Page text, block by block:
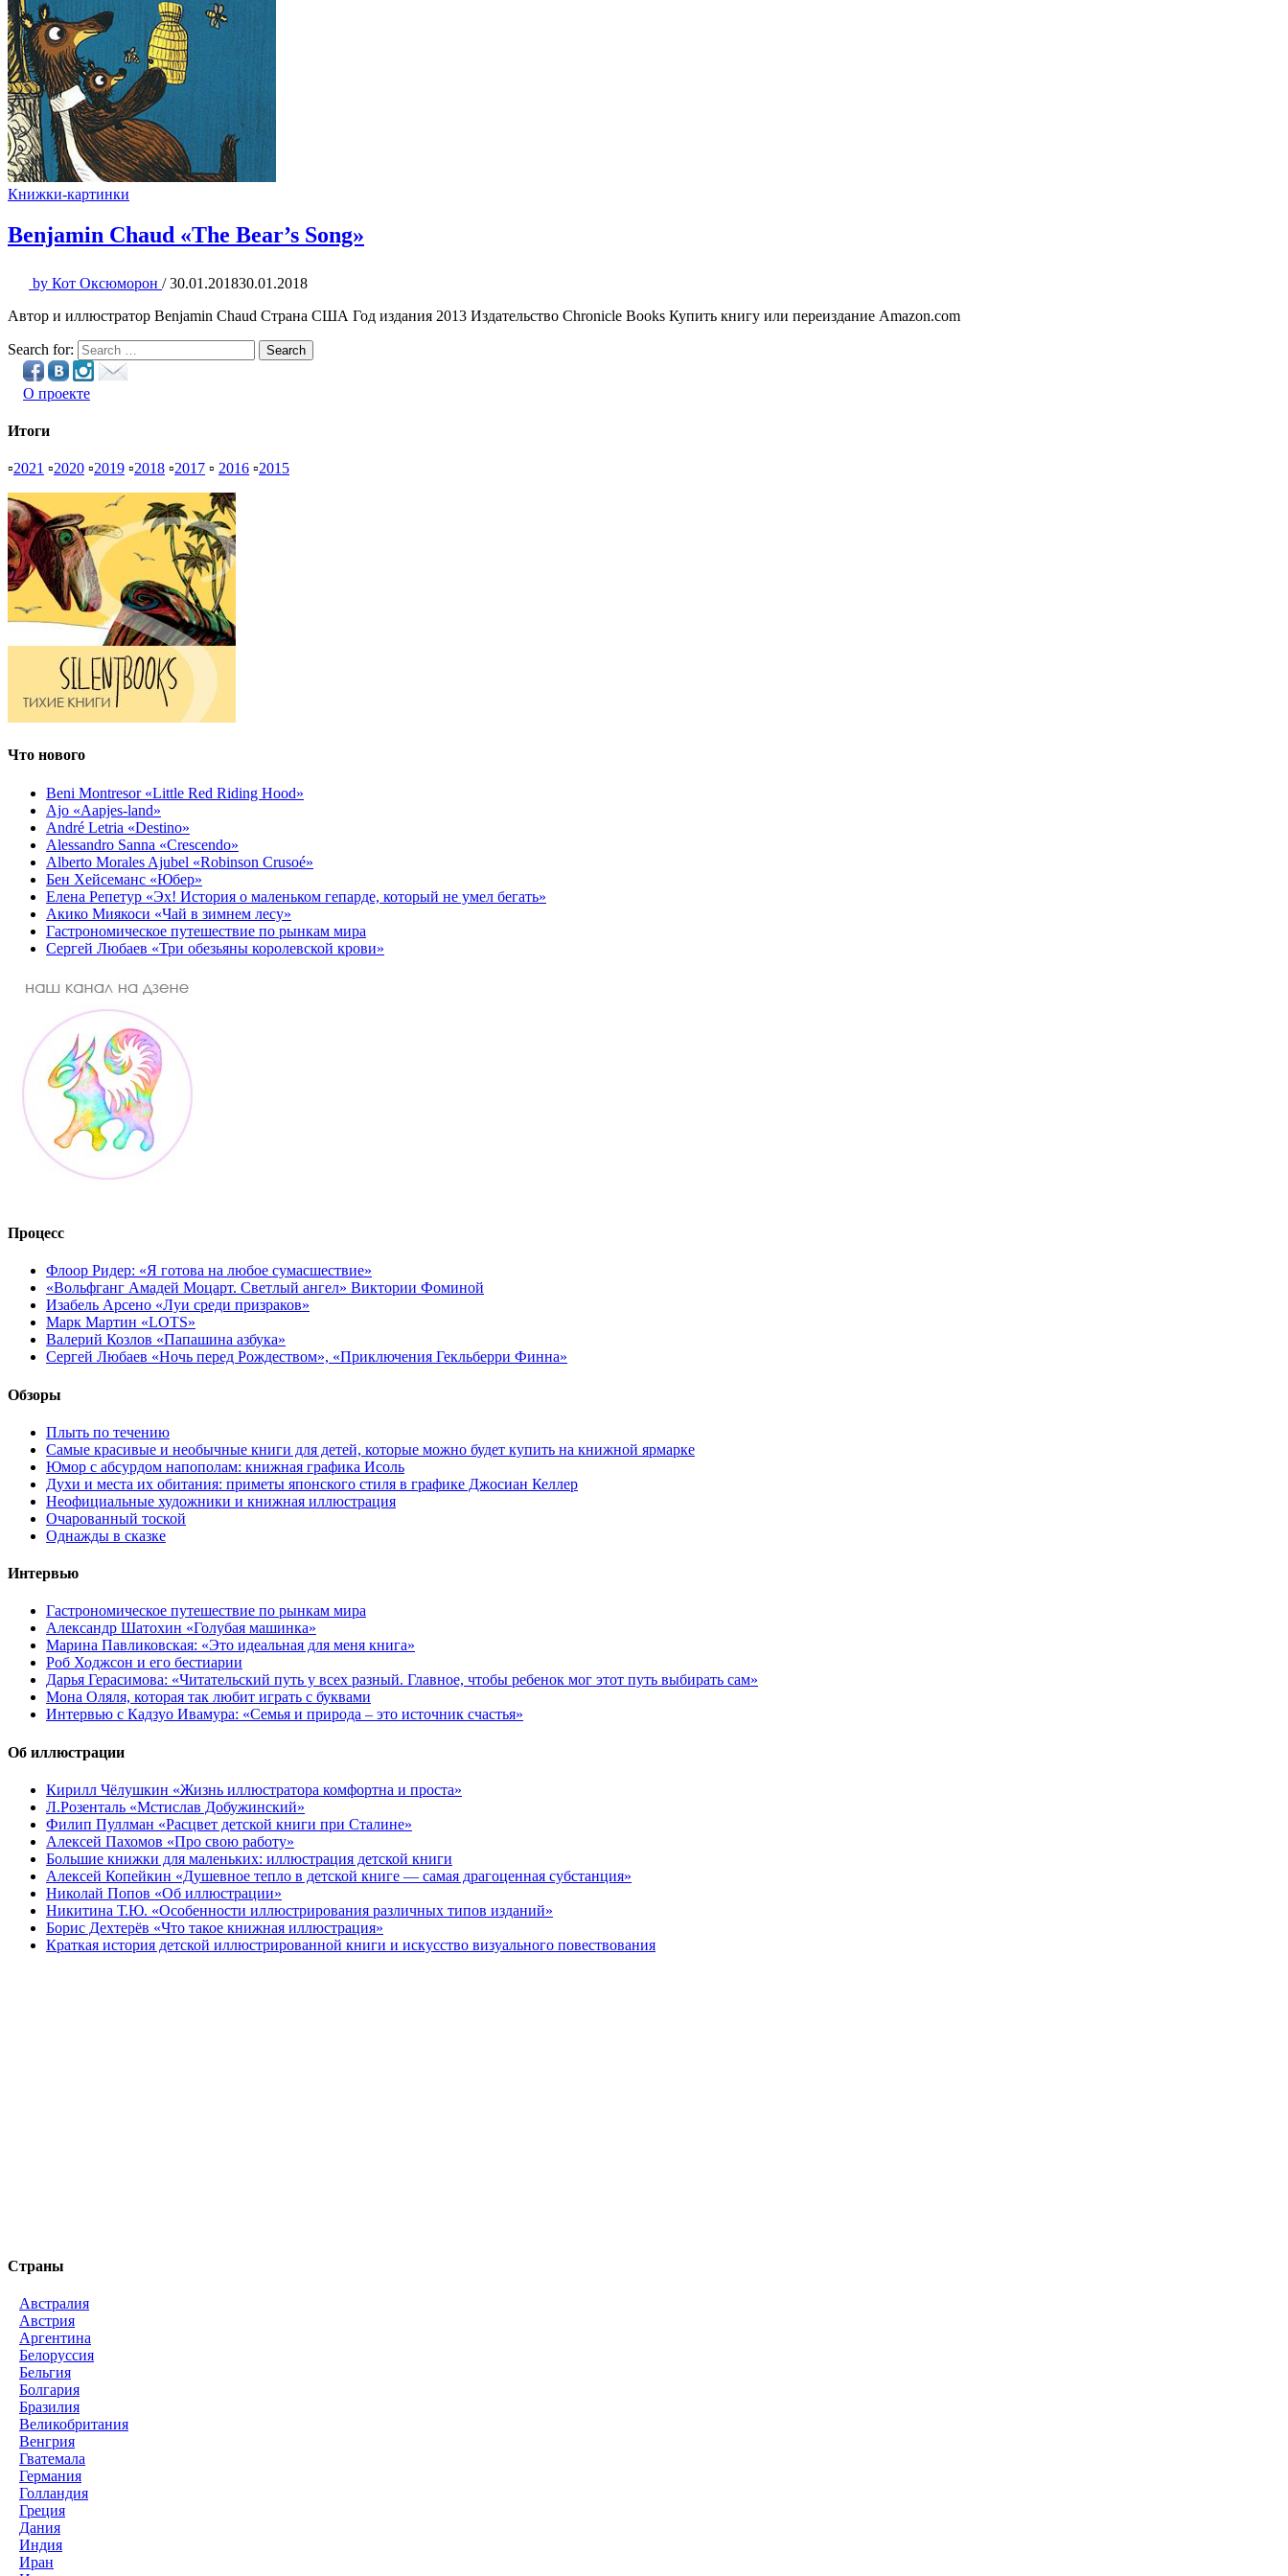
Книжки-картинки
Benjamin Chaud «The Bear’s Song»
by Кот Оксюморон / 30.01.201830.01.2018
Автор и иллюстратор Benjamin Chaud Страна США Год издания 2013 Издательство Chronicle Books Купить книгу или переиздание Amazon.com
Search for: Search
О проекте
Итоги
▫2021 ▫2020 ▫2019 ▫2018 ▫2017 ▫ 2016 ▫2015
Что нового
Beni Montresor «Little Red Riding Hood»
Ajo «Aapjes-land»
André Letria «Destino»
Alessandro Sanna «Crescendo»
Alberto Morales Ajubel «Robinson Crusoé»
Бен Хейсеманс «Юбер»
Елена Репетур «Эх! История о маленьком гепарде, который не умел бегать»
Акико Миякоси «Чай в зимнем лесу»
Гастрономическое путешествие по рынкам мира
Сергей Любаев «Три обезьяны королевской крови»
Процесс
Флоор Ридер: «Я готова на любое сумасшествие»
«Вольфганг Амадей Моцарт. Светлый ангел» Виктории Фоминой
Изабель Арсено «Луи среди призраков»
Марк Мартин «LOTS»
Валерий Козлов «Папашина азбука»
Сергей Любаев «Ночь перед Рождеством», «Приключения Гекльберри Финна»
Обзоры
Плыть по течению
Самые красивые и необычные книги для детей, которые можно будет купить на книжной ярмарке
Юмор с абсурдом напополам: книжная графика Исоль
Духи и места их обитания: приметы японского стиля в графике Джосиан Келлер
Неофициальные художники и книжная иллюстрация
Очарованный тоской
Однажды в сказке
Интервью
Гастрономическое путешествие по рынкам мира
Александр Шатохин «Голубая машинка»
Марина Павликовская: «Это идеальная для меня книга»
Роб Ходжсон и его бестиарии
Дарья Герасимова: «Читательский путь у всех разный. Главное, чтобы ребенок мог этот путь выбирать сам»
Мона Оляля, которая так любит играть с буквами
Интервью с Кадзуо Ивамура: «Семья и природа – это источник счастья»
Об иллюстрации
Кирилл Чёлушкин «Жизнь иллюстратора комфортна и проста»
Л.Розенталь «Мстислав Добужинский»
Филип Пуллман «Расцвет детской книги при Сталине»
Алексей Пахомов «Про свою работу»
Большие книжки для маленьких: иллюстрация детской книги
Алексей Копейкин «Душевное тепло в детской книге — самая драгоценная субстанция»
Николай Попов «Об иллюстрации»
Никитина Т.Ю. «Особенности иллюстрирования различных типов изданий»
Борис Дехтерёв «Что такое книжная иллюстрация»
Краткая история детской иллюстрированной книги и искусство визуального повествования
Страны
Австралия
Австрия
Аргентина
Белоруссия
Бельгия
Болгария
Бразилия
Великобритания
Венгрия
Гватемала
Германия
Голландия
Греция
Дания
Индия
Иран